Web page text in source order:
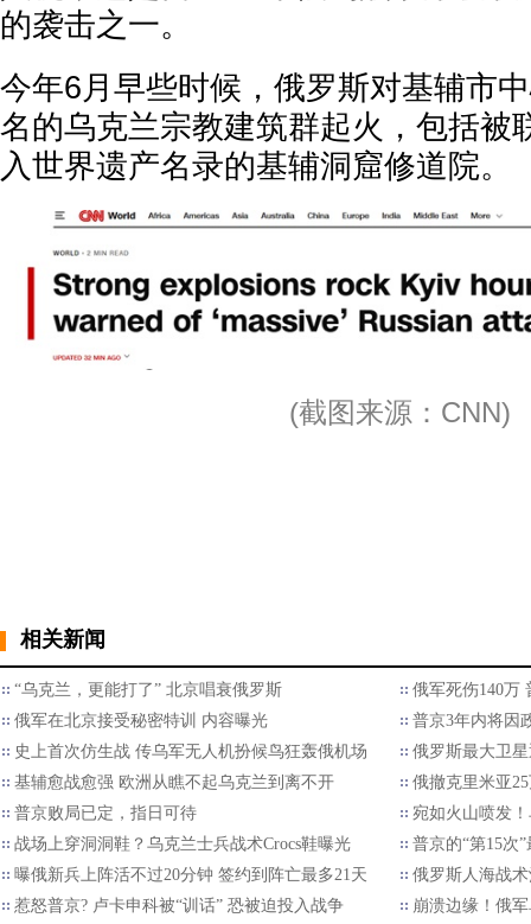
的袭击之一。
今年6月早些时候，俄罗斯对基辅市
名的乌克兰宗教建筑群起火，包括被
入世界遗产名录的基辅洞窟修道院。
(截图来源：CNN)
相关新闻
“乌克兰，更能打了” 北京唱衰俄罗斯
俄军死伤140万
俄军在北京接受秘密特训 内容曝光
普京3年内将因
史上首次仿生战 传乌军无人机扮候鸟狂轰俄机场
俄罗斯最大卫
基辅愈战愈强 欧洲从瞧不起乌克兰到离不开
俄撤克里米亚
普京败局已定，指日可待
宛如火山喷发
战场上穿洞洞鞋？乌克兰士兵战术Crocs鞋曝光
普京的“第15次
曝俄新兵上阵活不过20分钟 签约到阵亡最多21天
俄罗斯人海战
惹怒普京? 卢卡申科被“训话” 恐被迫投入战争
崩溃边缘！俄